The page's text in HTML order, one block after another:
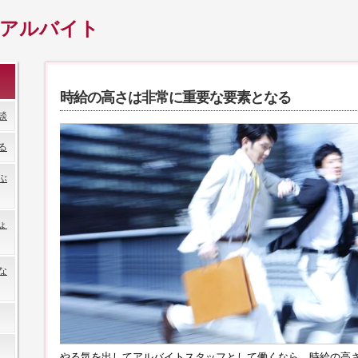
ルバイト
時給の高さは非常に重要な要素となる